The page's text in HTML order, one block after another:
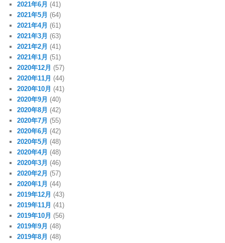
2021年6月 (41)
2021年5月 (64)
2021年4月 (61)
2021年3月 (63)
2021年2月 (41)
2021年1月 (51)
2020年12月 (57)
2020年11月 (44)
2020年10月 (41)
2020年9月 (40)
2020年8月 (42)
2020年7月 (55)
2020年6月 (42)
2020年5月 (48)
2020年4月 (48)
2020年3月 (46)
2020年2月 (57)
2020年1月 (44)
2019年12月 (43)
2019年11月 (41)
2019年10月 (56)
2019年9月 (48)
2019年8月 (48)